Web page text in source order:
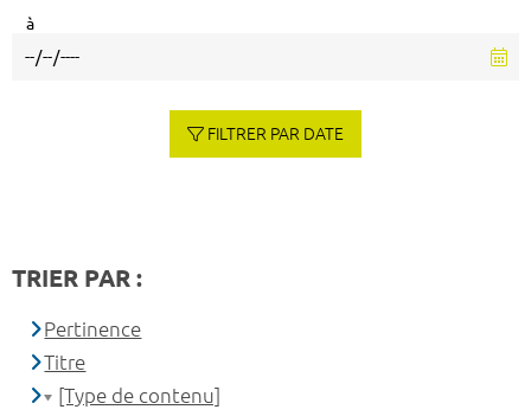
à
FILTRER PAR DATE
TRIER PAR :
Pertinence
Titre
[Type de contenu]